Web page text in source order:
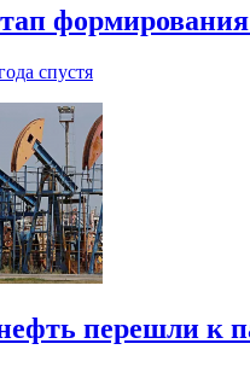
формирования
спустя
перешли к